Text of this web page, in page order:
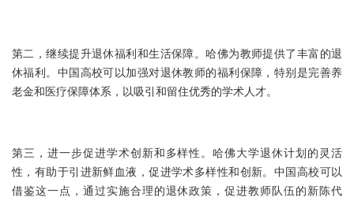
第二，继续提升退休福利和生活保障。哈佛为教师提供了丰富的退
休福利。中国高校可以加强对退休教师的福利保障，特别是完善养
老金和医疗保障体系，以吸引和留住优秀的学术人才。
第三，进一步促进学术创新和多样性。哈佛大学退休计划的灵活
性，有助于引进新鲜血液，促进学术多样性和创新。中国高校可以
借鉴这一点，通过实施合理的退休政策，促进教师队伍的新陈代